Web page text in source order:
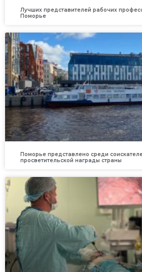
Лучших представителей рабочих
Поморье
Поморье представлено среди
просветительской награды страны